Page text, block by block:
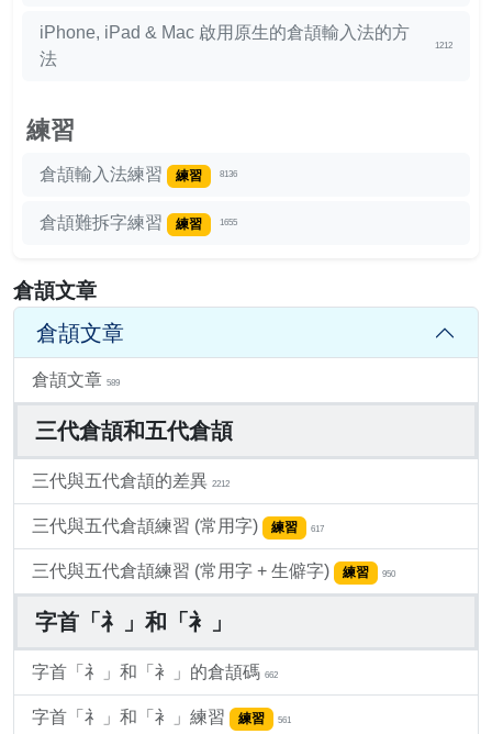
iPhone, iPad & Mac 啟用原生的倉頡輸入法的方
法
1212
練習
倉頡輸入法練習 練習 8136
倉頡難拆字練習 練習 1655
倉頡文章
倉頡文章
倉頡文章 589
三代倉頡和五代倉頡
三代與五代倉頡的差異 2212
三代與五代倉頡練習 (常用字) 練習 617
三代與五代倉頡練習 (常用字 + 生僻字) 練習 950
字首「礻」和「衤」
字首「礻」和「衤」的倉頡碼 662
字首「礻」和「衤」練習 練習 561